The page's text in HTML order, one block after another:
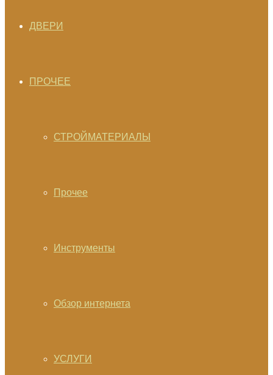
ДВЕРИ
ПРОЧЕЕ
СТРОЙМАТЕРИАЛЫ
Прочее
Инструменты
Обзор интернета
УСЛУГИ